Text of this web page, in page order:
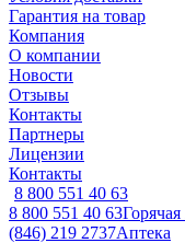
Гарантия на товар
Компания
О компании
Новости
Отзывы
Контакты
Партнеры
Лицензии
Контакты
8 800 551 40 63
8 800 551 40 63
(846) 219 2737Аптека